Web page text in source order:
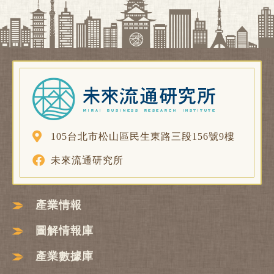
105台北市松山區民生東路三段156號9樓
未來流通研究所
產業情報
圖解情報庫
產業數據庫